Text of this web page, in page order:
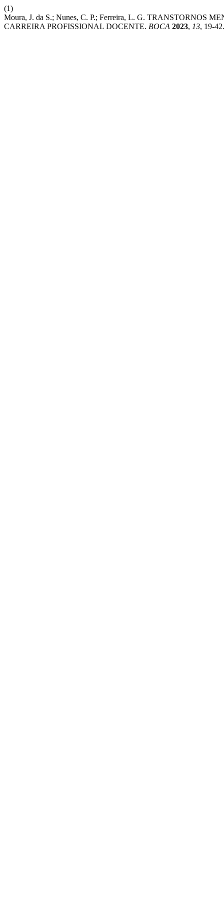
(1)
Moura, J. da S.; Nunes, C. P.; Ferreira, L. G. TRANSTORNOS
CARREIRA PROFISSIONAL DOCENTE. BOCA 2023, 13, 19-42.